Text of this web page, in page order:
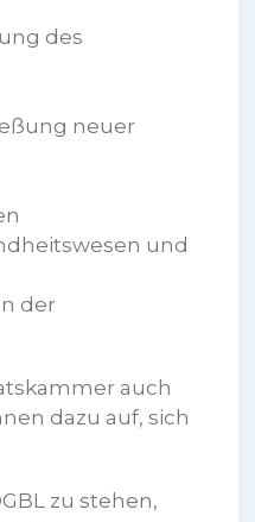
des
neuer
und
der
auch
dazu auf, sich
zu stehen,